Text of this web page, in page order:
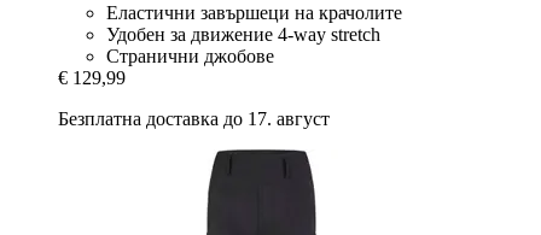
Еластични завършеци на крачолите
Удобен за движение 4-way stretch
Странични джобове
€ 129,99
Безплатна доставка до 17. август